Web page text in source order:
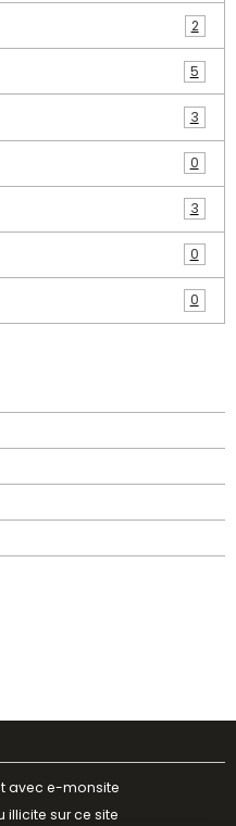
2
5
3
0
3
0
0
avec e-monsite
illicite sur ce site